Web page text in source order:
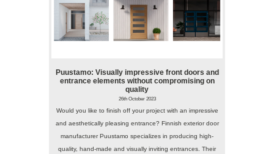
Puustamo: Visually impressive front doors and
entrance elements without compromising on
quality
26th October 2023
Would you like to finish off your project with an impressive
and aesthetically pleasing entrance? Finnish exterior door
manufacturer Puustamo specializes in producing high-
quality, hand-made and visually inviting entrances. Their